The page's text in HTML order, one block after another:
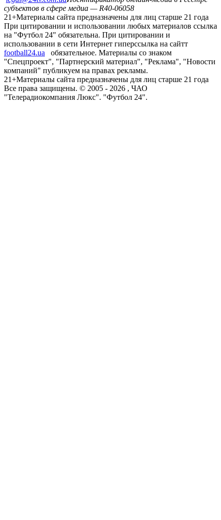
субъектов в сфере медиа — R40-06058
21+Материалы сайта предназначены для лиц старше 21 года
При цитировании и использовании любых материалов ссылка
на "Футбол 24" обязательна. При цитировании и
использовании в сети Интернет гиперссылка на сайтт
football24.ua
обязательное. Материалы со знаком
"Спецпроект", "Партнерский материал", "Реклама", "Новости
компаний" публикуем на правах рекламы.
21+Материалы сайта предназначены для лиц старше 21 года
Все права защищены. © 2005 - 2026 , ЧАО
"Телерадиокомпания Люкс". "Футбол 24".